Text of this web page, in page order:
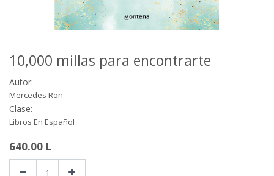
10,000 millas para encontrarte
Autor:
Mercedes Ron
Clase:
Libros En Español
640.00 L